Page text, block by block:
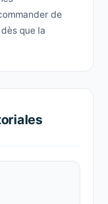
de
que la